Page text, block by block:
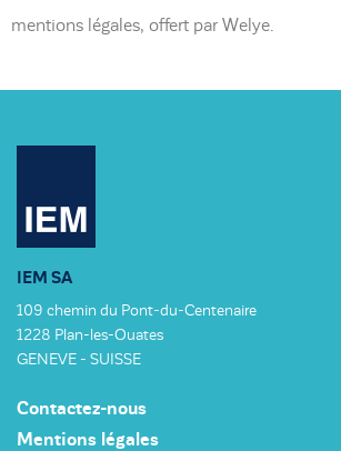
mentions légales, offert par Welye.
IEM SA
109 chemin du Pont-du-Centenaire
1228 Plan-les-Ouates
GENEVE - SUISSE
Contactez-nous
Mentions légales